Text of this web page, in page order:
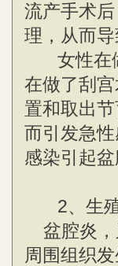
流产手术
理，从而导
女性在做
在做了刮
置和取出
而引发急
感染引起盆
2、生殖
盆腔炎，
周围组织